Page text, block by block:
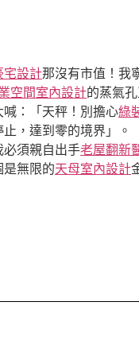
宅設計那沒有市值！我
空間室內設計的蒸氣
喊：「天秤！別擔心綠
，達到零的境界」。
必須親自出手老屋翻新
無限的天母室內設計